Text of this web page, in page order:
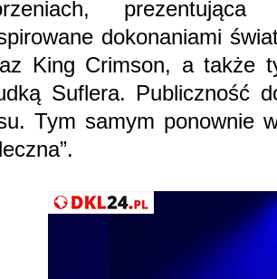
dokonaniami
King Crimson, a także
Suflera. Publiczność
Tym samym ponownie